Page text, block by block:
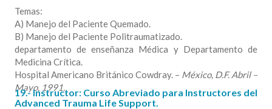
Temas:
A) Manejo del Paciente Quemado.
B) Manejo del Paciente Politraumatizado.
departamento de enseñanza Médica y Departamento de
Medicina Crítica.
Hospital Americano Británico Cowdray. – México, D.F. Abril –
Mayo, 1991.
19.- Instructor: Curso Abreviado para Instructores del
Advanced Trauma Life Support.